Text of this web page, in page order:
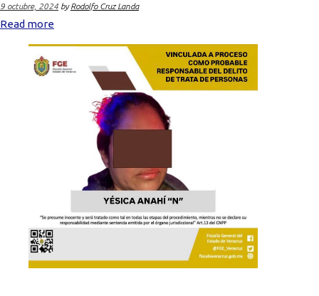
9 octubre, 2024 byRodolfo Cruz Landa
Read more